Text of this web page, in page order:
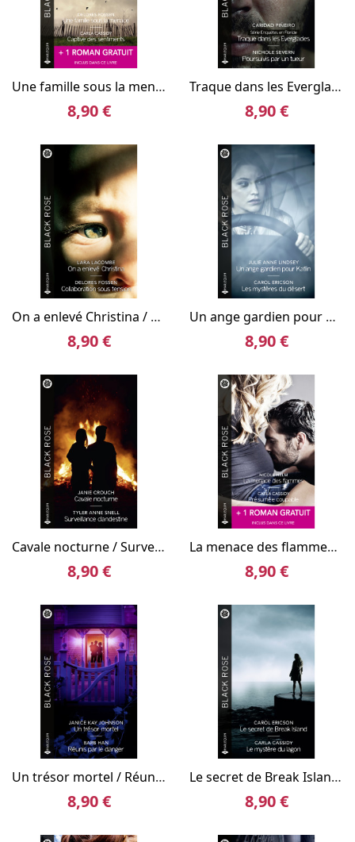
Une famille sous la menace / Captive des sentiments + 1 roman gratuit
8,90 €
Traque dans les Everglades / Poursuivis par un tueur
8,90 €
On a enlevé Christina / Collaboration sous tension
8,90 €
Un ange gardien pour Katlin / Les mystères du désert
8,90 €
Cavale nocturne / Surveillance clandestine
8,90 €
La menace des flammes / Présumée coupable + 1 titre gratuit
8,90 €
Un trésor mortel / Réunis par le danger
8,90 €
Le secret de Break Island / Le mystère du lagon
8,90 €